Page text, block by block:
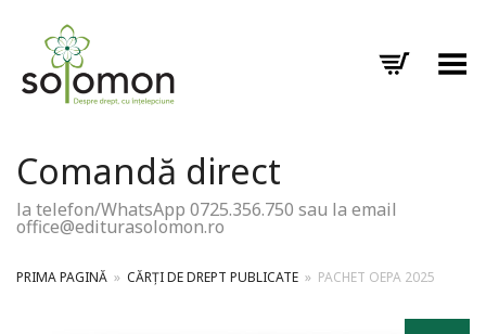
Toggle Menu
Comandă direct
la telefon/WhatsApp 0725.356.750 sau la email
office@editurasolomon.ro
PRIMA PAGINĂ » CĂRȚI DE DREPT PUBLICATE » PACHET OEPA 2025